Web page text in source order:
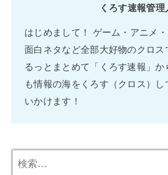
くろす速報管理
はじめまして！ ゲーム・アニメ
面白ネタなど全部大好物のクロス
るっとまとめて「くろす速報」か
も情報の海をくろす（クロス）し
いかけます！